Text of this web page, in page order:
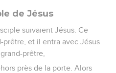
de Jésus
suivaient Jésus. Ce
et il entra avec Jésus
prêtre,
près de la porte. Alors